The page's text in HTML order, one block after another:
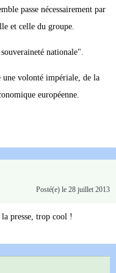
passe nécessairement par
et celle du groupe.
nationale".
une volonté impériale, de la
européenne.
Posté(e) le 28 juillet 2013
presse, trop cool !